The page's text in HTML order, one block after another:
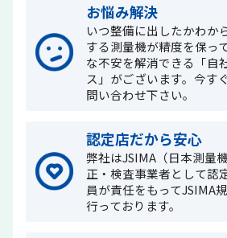
お悩み解決
いつ整備に出したかわか
する測量機が精度を保っ
な不安を解消できる「自
ス」がございます。今す
問い合わせ下さい。
認定店だから安心
弊社はJSIMA（日本測量
正・検査事業者として認
員が責任をもってJSIMA
行っております。